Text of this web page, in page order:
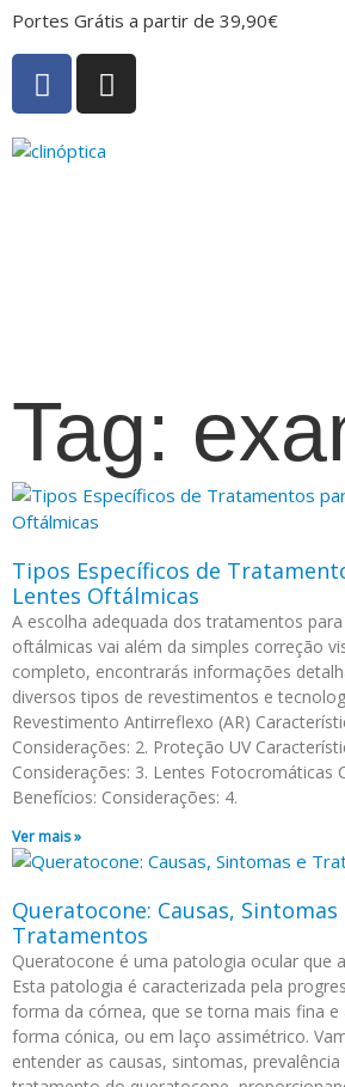
Portes Grátis a partir de 39,90€
Tag:
Tipos Específicos de
Lentes Oftálmicas
A escolha adequada dos tratamentos
oftálmicas vai além da simples correção
completo, encontrarás informações
diversos tipos de revestimentos e
Revestimento Antirreflexo (AR)
Considerações: 2. Proteção UV
Considerações: 3. Lentes Fotocromáticas
Benefícios: Considerações: 4.
Ver mais »
Queratocone: Causas, Sintomas
Tratamentos
Queratocone é uma patologia ocular que
Esta patologia é caracterizada pela
forma da córnea, que se torna mais fina e
forma cónica, ou em laço assimétrico.
entender as causas, sintomas,